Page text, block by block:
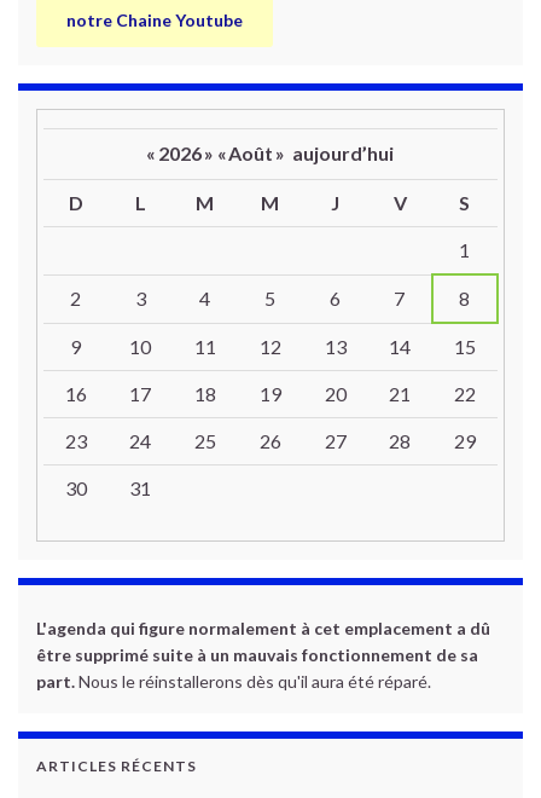
notre Chaine Youtube
« 2026» «Août » aujourd’hui
D L M M J V S
1
2 3 4 5 6 7 8
9 10 11 12 13 14 15
16 17 18 19 20 21 22
23 24 25 26 27 28 29
30 31
L'agenda qui figure normalement à cet emplacement a dû
être supprimé suite à un mauvais fonctionnement de sa
part.Nous le réinstallerons dès qu'il aura été réparé.
ARTICLES RÉCENTS